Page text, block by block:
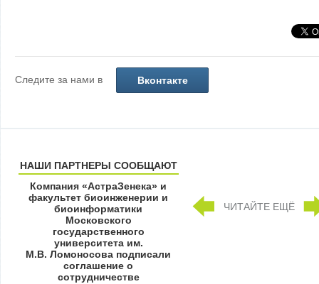
Следите за нами в Вконтакте
НАШИ ПАРТНЕРЫ СООБЩАЮТ
Компания «АстраЗенека» и
факультет биоинженерии и
биоинформатики
Московского
государственного
университета им.
М.В. Ломоносова подписали
соглашение о
сотрудничестве
ЧИТАЙТЕ ЕЩЁ